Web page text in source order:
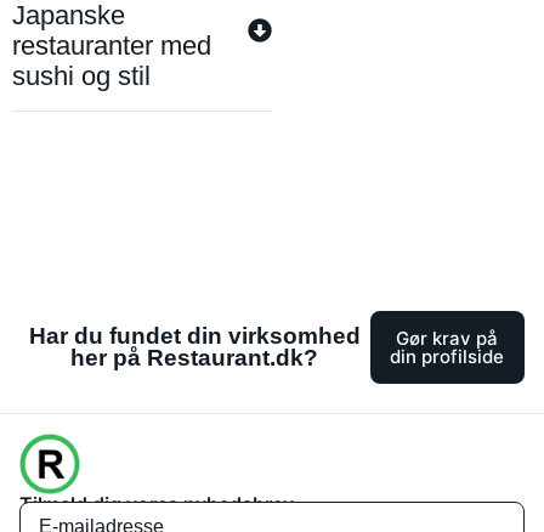
Japanske
restauranter med
sushi og stil
Har du fundet din virksomhed
her på Restaurant.dk?
Gør krav på
din profilside
Tilmeld dig vores nyhedsbrev